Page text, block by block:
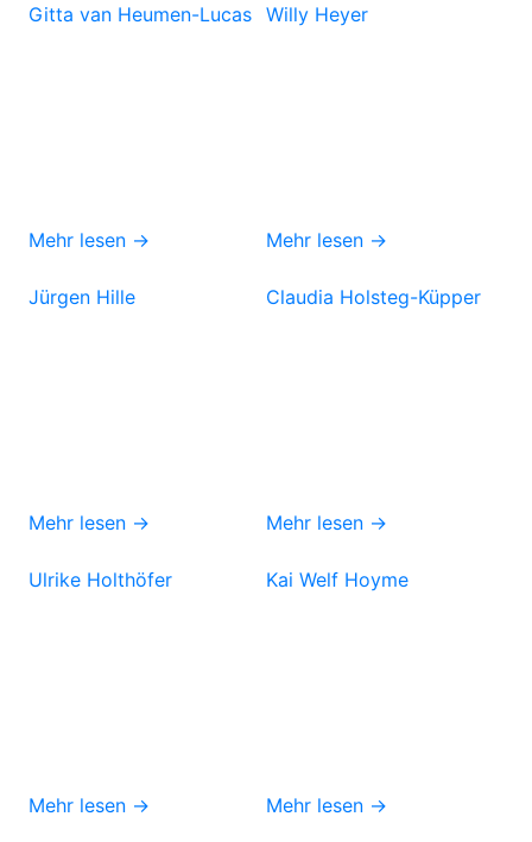
Gitta van Heumen-Lucas
Mehr lesen →
Willy Heyer
Mehr lesen →
Jürgen Hille
Mehr lesen →
Claudia Holsteg-Küpper
Mehr lesen →
Ulrike Holthöfer
Mehr lesen →
Kai Welf Hoyme
Mehr lesen →